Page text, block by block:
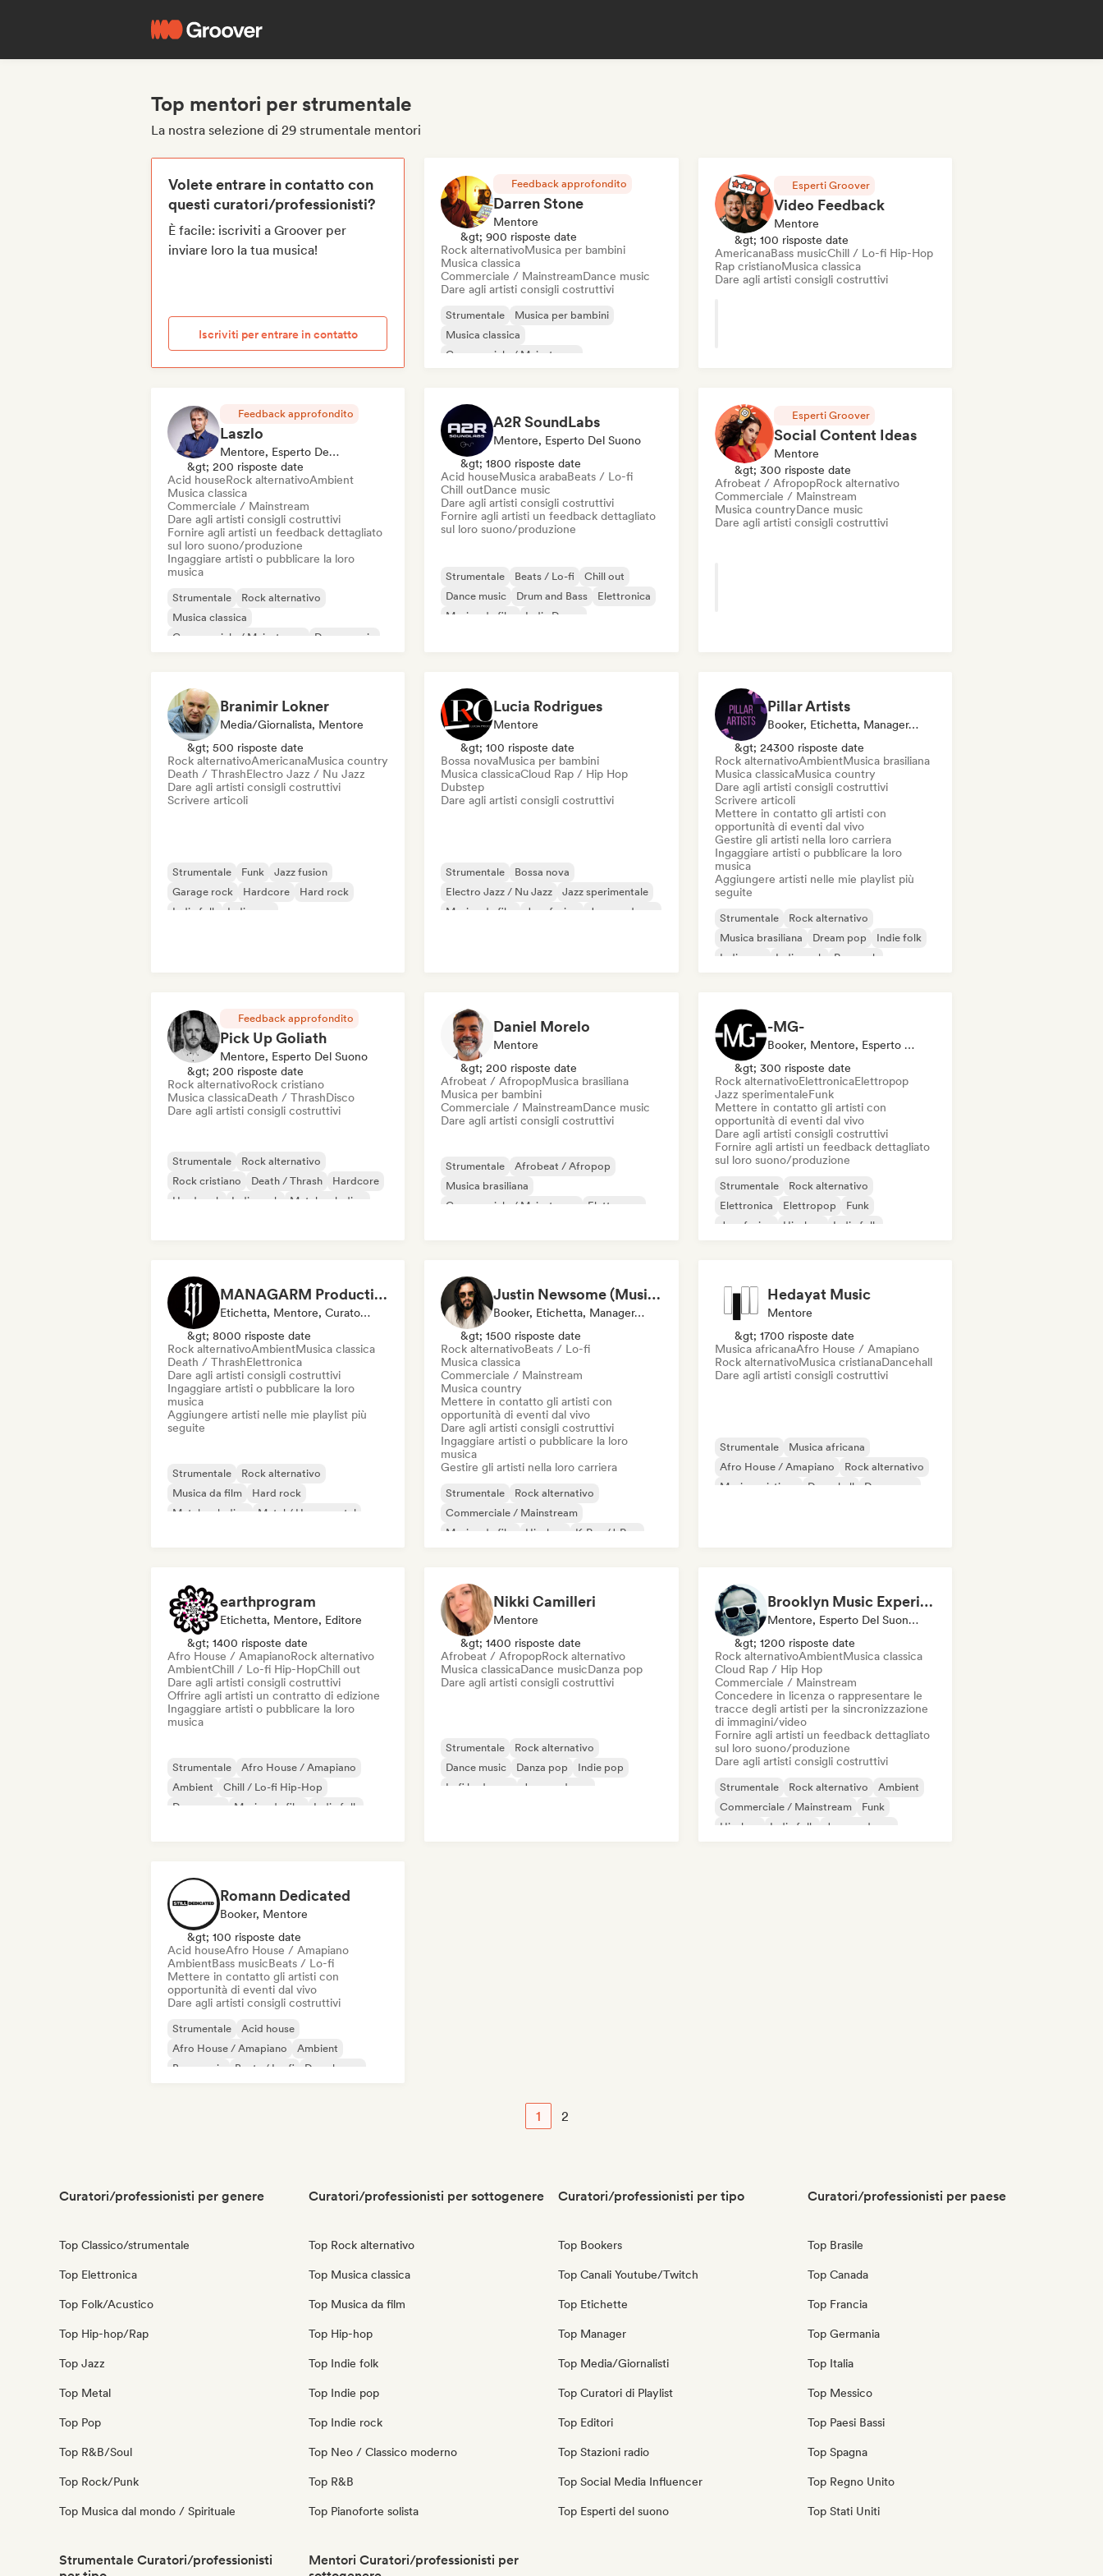
Top mentori per strumentale
La nostra selezione di 29 strumentale mentori
Volete entrare in contatto con
questi curatori/professionisti?
È facile: iscriviti a Groover per
inviare loro la tua musica!
Iscriviti per entrare in contatto
Feedback approfondito
Darren Stone
Mentore
&gt; 900 risposte date
Rock alternativoMusica per bambini
Musica classica
Commerciale / MainstreamDance music
Dare agli artisti consigli costruttivi
Strumentale
Musica per bambini
Musica classica
Commerciale / Mainstream
Esperti Groover
Video Feedback
Mentore
&gt; 100 risposte date
AmericanaBass musicChill / Lo-fi Hip-Hop
Rap cristianoMusica classica
Dare agli artisti consigli costruttivi
Feedback approfondito
Laszlo
Mentore, Esperto Del Suono
&gt; 200 risposte date
Acid houseRock alternativoAmbient
Musica classica
Commerciale / Mainstream
Dare agli artisti consigli costruttivi
Fornire agli artisti un feedback dettagliato
sul loro suono/produzione
Ingaggiare artisti o pubblicare la loro
musica
Strumentale
Rock alternativo
Musica classica
Commerciale / Mainstream
Dance music
A2R SoundLabs
Mentore, Esperto Del Suono
&gt; 1800 risposte date
Acid houseMusica arabaBeats / Lo-fi
Chill outDance music
Dare agli artisti consigli costruttivi
Fornire agli artisti un feedback dettagliato
sul loro suono/produzione
Strumentale Beats / Lo-fi
Chill out
Dance music
Drum and Bass
Elettronica
Musica da film
Indie Dance
Esperti Groover
Social Content Ideas
Mentore
&gt; 300 risposte date
Afrobeat / AfropopRock alternativo
Commerciale / Mainstream
Musica countryDance music
Dare agli artisti consigli costruttivi
Branimir Lokner
Media/Giornalista, Mentore
&gt; 500 risposte date
Rock alternativoAmericanaMusica country
Death / ThrashElectro Jazz / Nu Jazz
Dare agli artisti consigli costruttivi
Scrivere articoli
Strumentale Funk
Jazz fusion
Garage rock
Hardcore
Hard rock
Indie folk
Indie pop
Lucia Rodrigues
Mentore
&gt; 100 risposte date
Bossa novaMusica per bambini
Musica classicaCloud Rap / Hip Hop
Dubstep
Dare agli artisti consigli costruttivi
Strumentale
Bossa nova
Electro Jazz / Nu Jazz
Jazz sperimentale
Musica da film
Jazz fusion
Jazz moderno
Pillar Artists
Booker, Etichetta, Manager, Media/Giornalista, Mentore, Curatore Di Playlist
&gt; 24300 risposte date
Rock alternativoAmbientMusica brasiliana
Musica classicaMusica country
Dare agli artisti consigli costruttivi
Scrivere articoli
Mettere in contatto gli artisti con
opportunità di eventi dal vivo
Gestire gli artisti nella loro carriera
Ingaggiare artisti o pubblicare la loro
musica
Aggiungere artisti nelle mie playlist più
seguite
Strumentale
Rock alternativo
Musica brasiliana
Dream pop
Indie folk
Indie pop
Indie rock Pop rock
Feedback approfondito
Pick Up Goliath
Mentore, Esperto Del Suono
&gt; 200 risposte date
Rock alternativoRock cristiano
Musica classicaDeath / ThrashDisco
Dare agli artisti consigli costruttivi
Strumentale
Rock alternativo
Rock cristiano
Death / Thrash
Hardcore
Hard rock
Indie rock Metal melodico
Daniel Morelo
Mentore
&gt; 200 risposte date
Afrobeat / AfropopMusica brasiliana
Musica per bambini
Commerciale / MainstreamDance music
Dare agli artisti consigli costruttivi
Strumentale
Afrobeat / Afropop
Musica brasiliana
Commerciale / Mainstream
Elettropop
-MG-
Booker, Mentore, Esperto Del Suono
&gt; 300 risposte date
Rock alternativoElettronicaElettropop
Jazz sperimentaleFunk
Mettere in contatto gli artisti con
opportunità di eventi dal vivo
Dare agli artisti consigli costruttivi
Fornire agli artisti un feedback dettagliato
sul loro suono/produzione
Strumentale
Rock alternativo
Elettronica
Elettropop
Funk
Jazz fusion
Hip-hop Indie folk
MANAGARM Productions
Etichetta, Mentore, Curatore Di Playlist
&gt; 8000 risposte date
Rock alternativoAmbientMusica classica
Death / ThrashElettronica
Dare agli artisti consigli costruttivi
Ingaggiare artisti o pubblicare la loro
musica
Aggiungere artisti nelle mie playlist più
seguite
Strumentale
Rock alternativo
Musica da film
Hard rock
Metal melodico
Metal / Heavy metal
Justin Newsome (Music & Entertainment Executive | A&R, Artist Development & Partnerships | Applied AI & Systems Strategy)
Booker, Etichetta, Manager, Mentore
&gt; 1500 risposte date
Rock alternativoBeats / Lo-fi
Musica classica
Commerciale / Mainstream
Musica country
Mettere in contatto gli artisti con
opportunità di eventi dal vivo
Dare agli artisti consigli costruttivi
Ingaggiare artisti o pubblicare la loro
musica
Gestire gli artisti nella loro carriera
Strumentale
Rock alternativo
Commerciale / Mainstream
Musica da film
Hip-hop
K-Pop/J-Pop
Hedayat Music
Mentore
&gt; 1700 risposte date
Musica africanaAfro House / Amapiano
Rock alternativoMusica cristianaDancehall
Dare agli artisti consigli costruttivi
Strumentale
Musica africana
Afro House / Amapiano
Rock alternativo
Musica cristiana
Dancehall
Danza pop
earthprogram
Etichetta, Mentore, Editore
&gt; 1400 risposte date
Afro House / AmapianoRock alternativo
AmbientChill / Lo-fi Hip-HopChill out
Dare agli artisti consigli costruttivi
Offrire agli artisti un contratto di edizione
Ingaggiare artisti o pubblicare la loro
musica
Strumentale
Afro House / Amapiano
Ambient
Chill / Lo-fi Hip-Hop
Danza pop
Musica da film
Indie folk
Nikki Camilleri
Mentore
&gt; 1400 risposte date
Afrobeat / AfropopRock alternativo
Musica classicaDance musicDanza pop
Dare agli artisti consigli costruttivi
Strumentale
Rock alternativo
Dance music
Danza pop
Indie pop
Lofi bedroom
Jazz moderno
Brooklyn Music Experience
Mentore, Esperto Del Suono, Sync Supervisor
&gt; 1200 risposte date
Rock alternativoAmbientMusica classica
Cloud Rap / Hip Hop
Commerciale / Mainstream
Concedere in licenza o rappresentare le
tracce degli artisti per la sincronizzazione
di immagini/video
Fornire agli artisti un feedback dettagliato
sul loro suono/produzione
Dare agli artisti consigli costruttivi
Strumentale Rock alternativo
Ambient
Commerciale / Mainstream
Funk
Hip-hop
Indie folk Jazz moderno
Romann Dedicated
Booker, Mentore
&gt; 100 risposte date
Acid houseAfro House / Amapiano
AmbientBass musicBeats / Lo-fi
Mettere in contatto gli artisti con
opportunità di eventi dal vivo
Dare agli artisti consigli costruttivi
Strumentale
Acid house
Afro House / Amapiano
Ambient
Bass music
Beats / Lo-fi
Deep house
1 2
Curatori/professionisti per genere
Top Classico/strumentale
Top Elettronica
Top Folk/Acustico
Top Hip-hop/Rap
Top Jazz
Top Metal
Top Pop
Top R&B/Soul
Top Rock/Punk
Top Musica dal mondo / Spirituale
Curatori/professionisti per sottogenere
Top Rock alternativo
Top Musica classica
Top Musica da film
Top Hip-hop
Top Indie folk
Top Indie pop
Top Indie rock
Top Neo / Classico moderno
Top R&B
Top Pianoforte solista
Curatori/professionisti per tipo
Top Bookers
Top Canali Youtube/Twitch
Top Etichette
Top Manager
Top Media/Giornalisti
Top Curatori di Playlist
Top Editori
Top Stazioni radio
Top Social Media Influencer
Top Esperti del suono
Curatori/professionisti per paese
Top Brasile
Top Canada
Top Francia
Top Germania
Top Italia
Top Messico
Top Paesi Bassi
Top Spagna
Top Regno Unito
Top Stati Uniti
Strumentale Curatori/professionisti
Mentori Curatori/professionisti per